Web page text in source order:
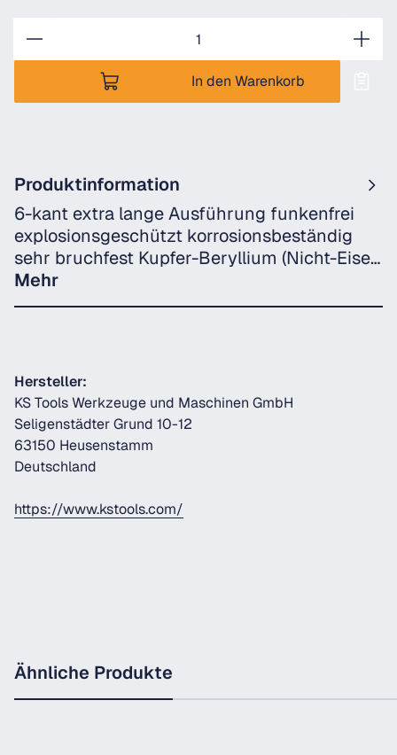
In den Warenkorb
Produktinformation
6-kant extra lange Ausführung funkenfrei
explosionsgeschützt korrosionsbeständig
sehr bruchfest Kupfer-Beryllium (Nicht-Eise…
Mehr
Hersteller:
KS Tools Werkzeuge und Maschinen GmbH
Seligenstädter Grund 10-12
63150 Heusenstamm
Deutschland
https://www.kstools.com/
Ähnliche Produkte